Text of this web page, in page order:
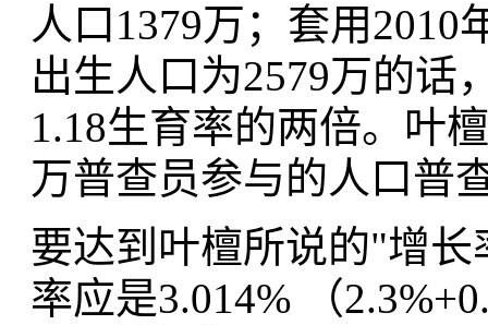
人口1379万；套用
出生人口为2579万的话
1.18生育率的两倍。叶
万普查员参与的人口普
要达到叶檀所说的"增
率应是3.014% （